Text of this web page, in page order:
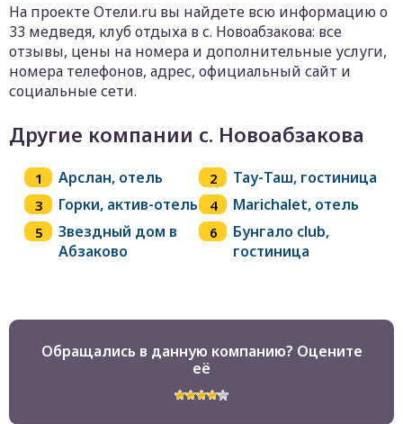
На проекте Отели.ru вы найдете всю информацию о
33 медведя, клуб отдыха в с. Новоабзакова: все
отзывы, цены на номера и дополнительные услуги,
номера телефонов, адрес, официальный сайт и
социальные сети.
Другие компании с. Новоабзакова
Арслан, отель
Тау-Таш, гостиница
Горки, актив-отель
Marichalet, отель
Звездный дом в
Абзаково
Бунгало club,
гостиница
Обращались в данную компанию? Оцените
её